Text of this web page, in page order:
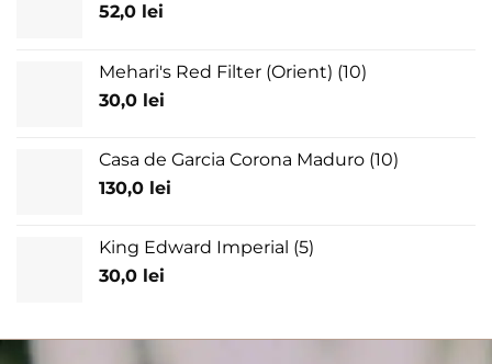
52,0 lei
Mehari's Red Filter (Orient) (10)
30,0 lei
Casa de Garcia Corona Maduro (10)
130,0 lei
King Edward Imperial (5)
30,0 lei